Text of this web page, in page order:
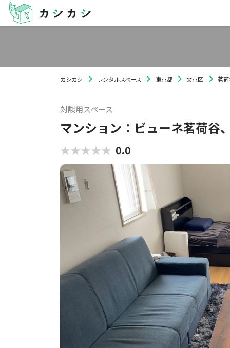
カシカシ レンタルスペース 東京都 文京区 茗
対談用スペース
マンション：ビューネ茗荷谷
★★★★★
★★★★★ 0.0